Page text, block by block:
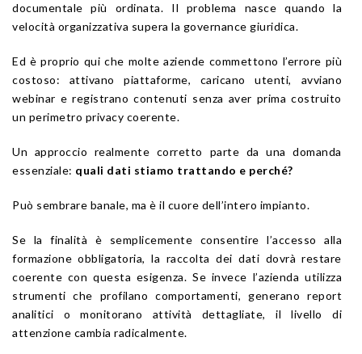
documentale più ordinata. Il problema nasce quando la
velocità organizzativa supera la governance giuridica.
Ed è proprio qui che molte aziende commettono l’errore più
costoso: attivano piattaforme, caricano utenti, avviano
webinar e registrano contenuti senza aver prima costruito
un perimetro privacy coerente.
Un approccio realmente corretto parte da una domanda
essenziale: quali dati stiamo trattando e perché?
Può sembrare banale, ma è il cuore dell’intero impianto.
Se la finalità è semplicemente consentire l’accesso alla
formazione obbligatoria, la raccolta dei dati dovrà restare
coerente con questa esigenza. Se invece l’azienda utilizza
strumenti che profilano comportamenti, generano report
analitici o monitorano attività dettagliate, il livello di
attenzione cambia radicalmente.